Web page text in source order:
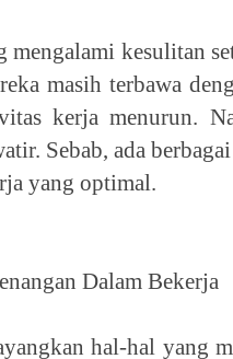
kesulitan
masih terbawa
kerja menurun.
Sebab, ada
yang optimal.
Dalam Bekerja
hal-hal yang